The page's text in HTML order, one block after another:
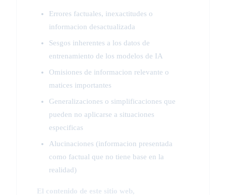
Errores factuales, inexactitudes o
informacion desactualizada
Sesgos inherentes a los datos de
entrenamiento de los modelos de IA
Omisiones de informacion relevante o
matices importantes
Generalizaciones o simplificaciones que
pueden no aplicarse a situaciones
especificas
Alucinaciones (informacion presentada
como factual que no tiene base en la
realidad)
El contenido de este sitio web,